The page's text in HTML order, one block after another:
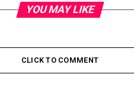
YOU MAY LIKE
CLICK TO COMMENT